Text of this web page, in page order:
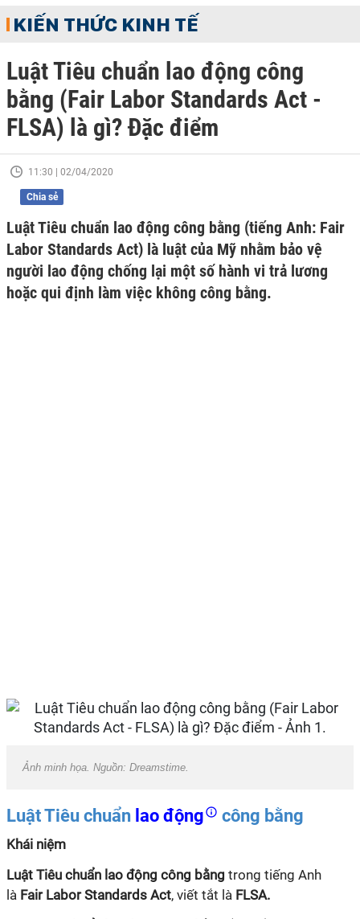
KIẾN THỨC KINH TẾ
Luật Tiêu chuẩn lao động công
bằng (Fair Labor Standards Act -
FLSA) là gì? Đặc điểm
11:30 | 02/04/2020
Chia sẻ
Luật Tiêu chuẩn lao động công bằng (tiếng Anh: Fair
Labor Standards Act) là luật của Mỹ nhằm bảo vệ
người lao động chống lại một số hành vi trả lương
hoặc qui định làm việc không công bằng.
Ảnh minh họa. Nguồn: Dreamstime.
Luật Tiêu chuẩn lao động công bằng
Khái niệm
Luật Tiêu chuẩn lao động công bằng trong tiếng Anh
là Fair Labor Standards Act, viết tắt là FLSA.